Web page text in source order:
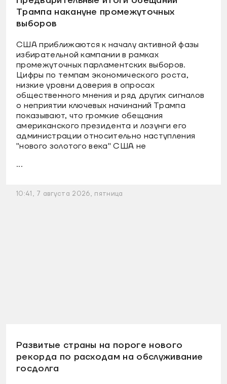
Трампа накануне промежуточных
выборов
США приближаются к началу активной фазы
избирательной кампании в рамках
промежуточных парламентских выборов.
Цифры по темпам экономического роста,
низкие уровни доверия в опросах
общественного мнения и ряд других сигналов
о неприятии ключевых начинаний Трампа
показывают, что громкие обещания
американского президента и лозунги его
администрации относительно наступления
"нового золотого века" США не
...
10:41, 7 августа 2026, пятница
Развитые страны на пороге нового
рекорда по расходам на обслуживание
госдолга